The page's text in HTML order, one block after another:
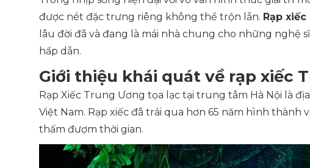
được nét đặc trưng riêng không thể trộn lẫn. Rạp
lâu đời đã và đang là mái nhà chung cho những nghệ
hấp dẫn.
Giới thiệu khái quát về rạp xiếc
Rạp Xiếc Trung Ương tọa lạc tại trung tâm Hà Nội là
Việt Nam. Rạp xiếc đã trải qua hơn 65 năm hình thành
thấm đượm thời gian.